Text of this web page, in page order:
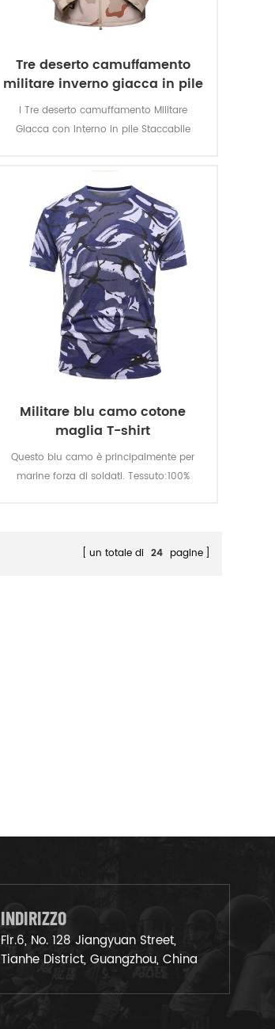
Tre deserto camuffamento
militare inverno giacca in pile
I Tre deserto camuffamento Militare
Giacca con Interno in pile Staccabile
tessuto di tessitura.
Militare blu camo cotone
maglia T-shirt
Questo blu camo è principalmente per
marine forza di soldati. Tessuto:100%
colore di illuminazione, di lavaggio e allo
un totale di 24 pagine
INDIRIZZO
Flr.6, No. 128 Jiangyuan Street,
Tianhe District, Guangzhou, China